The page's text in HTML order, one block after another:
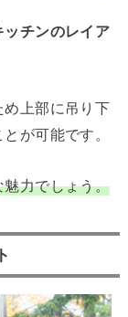
ッチンのレイア
上部に吊り下
が可能です。
力でしょう。